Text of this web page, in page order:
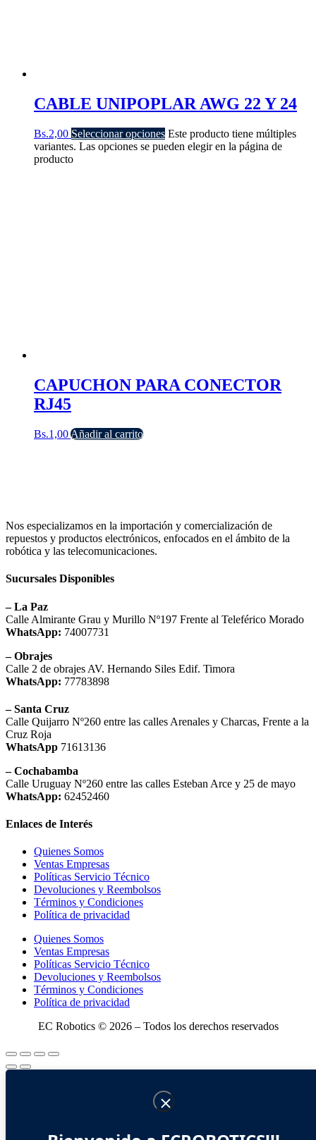
CABLE UNIPOPLAR AWG 22 Y 24
Bs.2,00 Seleccionar opciones Este producto tiene múltiples
variantes. Las opciones se pueden elegir en la página de
producto
CAPUCHON PARA CONECTOR
RJ45
Bs.1,00Añadir al carrito
Nos especializamos en la importación y comercialización de
repuestos y productos electrónicos, enfocados en el ámbito de la
robótica y las telecomunicaciones.
Sucursales Disponibles
– La Paz
Calle Almirante Grau y Murillo Nº197 Frente al Teleférico Morado
WhatsApp: 74007731
– Obrajes
Calle 2 de obrajes AV. Hernando Siles Edif. Timora
WhatsApp: 77783898
– Santa Cruz
Calle Quijarro Nº260 entre las calles Arenales y Charcas, Frente a la
Cruz Roja
WhatsApp 71613136
– Cochabamba
Calle Uruguay Nº260 entre las calles Esteban Arce y 25 de mayo
WhatsApp: 62452460
Enlaces de Interés
Quienes Somos
Ventas Empresas
Políticas Servicio Técnico
Devoluciones y Reembolsos
Términos y Condiciones
Política de privacidad
Quienes Somos
Ventas Empresas
Políticas Servicio Técnico
Devoluciones y Reembolsos
Términos y Condiciones
Política de privacidad
EC Robotics © 2026 – Todos los derechos reservados